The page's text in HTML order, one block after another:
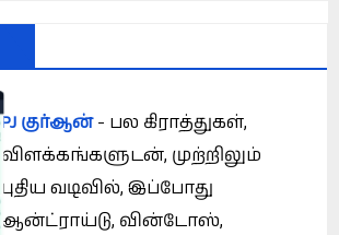
PJ குர்ஆன்- பல கிராத்துகள்,
விளக்கங்களுடன், முற்றிலும்
புதிய வடிவில், இப்போது
ஆன்ட்ராய்டு, வின்டோஸ்,